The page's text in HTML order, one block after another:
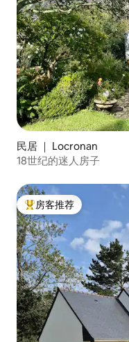
民居 ｜ Locronan
18世纪的迷人房子
热门「房客推荐」
房客推荐